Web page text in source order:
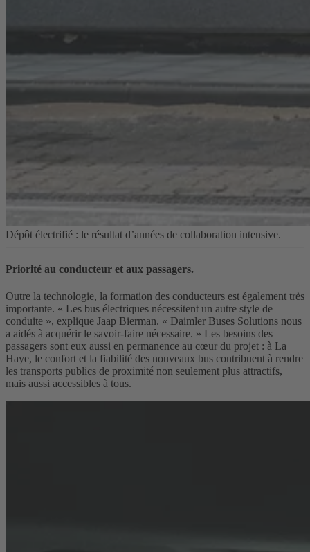
Dépôt électrifié : le résultat d’années de collaboration intensive.
Priorité au conducteur et aux passagers.
Outre la technologie, la formation des conducteurs est également très
importante. « Les bus électriques nécessitent un autre style de
conduite », explique Jaap Bierman. « Daimler Buses Solutions nous
a aidés à acquérir le savoir-faire nécessaire. » Les besoins des
passagers sont eux aussi en permanence au cœur du projet : à La
Haye, le confort et la fiabilité des nouveaux bus contribuent à rendre
les transports publics de proximité non seulement plus attractifs,
mais aussi accessibles à tous.